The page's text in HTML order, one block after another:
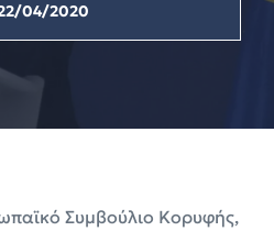
04/2020
Συμβούλιο Κορυφής,